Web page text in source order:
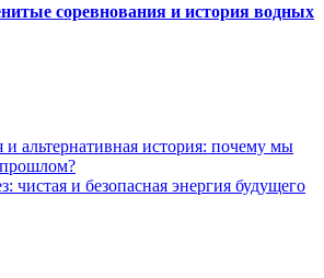
соревнования и история водных
и альтернативная история: почему мы
чистая и безопасная энергия будущего